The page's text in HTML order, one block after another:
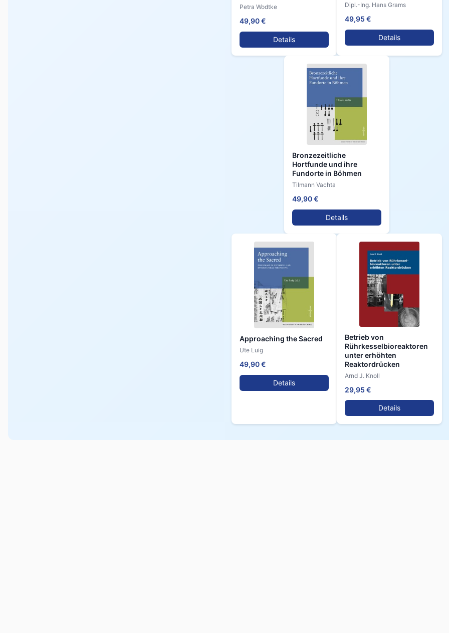
Petra Wodtke
49,90 €
Details
Dipl.-Ing. Hans Grams
49,95 €
Details
Bronzezeitliche
Hortfunde und ihre
Fundorte in Böhmen
Tilmann Vachta
49,90 €
Details
Approaching the Sacred
Ute Luig
49,90 €
Details
Betrieb von
Rührkesselbioreaktoren
unter erhöhten
Reaktordrücken
Arnd J. Knoll
29,95 €
Details